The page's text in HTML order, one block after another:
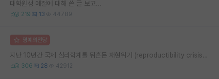
대학원생 예절에 대해 쓴 글 보고...
219 13 44789
명예의전당
지난 10년간 국제 심리학계를 뒤흔든 재현위기 (reproductibility crisis) 요약 (1편)
306 28 42912